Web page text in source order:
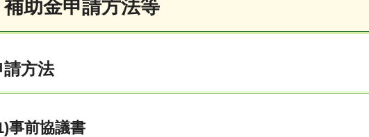
補助金申請方法等
請方法
事前協議書